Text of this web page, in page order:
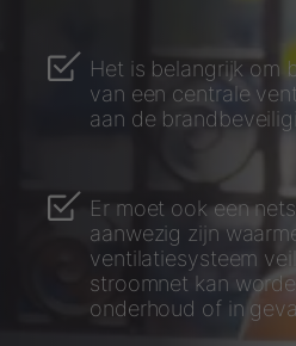
Het is belangrijk om
van een centrale
aan de
Er moet ook een
aanwezig zijn
ventilatiesysteem
stroomnet kan
onderhoud of in